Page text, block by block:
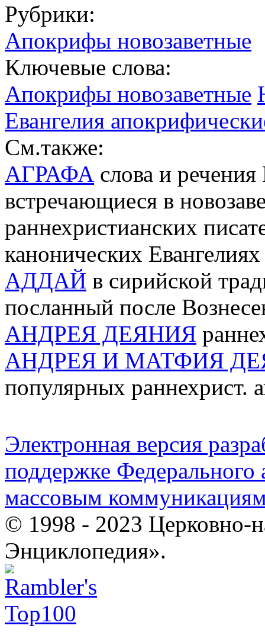
Рубрики:
Апокрифы новозаветные
Ключевые слова:
Апокрифы новозаветные
Евангелия
См.также:
АГРАФА слова и
встречающиеся в
раннехристианских
канонических Евангелиях
АДДАЙ в сирийской
посланный после
АНДРЕЯ ДЕЯНИЯ
АНДРЕЯ И МАТФИЯ
популярных раннехрист.
Электронная версия
поддержке Федерального
массовым
© 1998 - 2023 Церковно-
Энциклопедия».